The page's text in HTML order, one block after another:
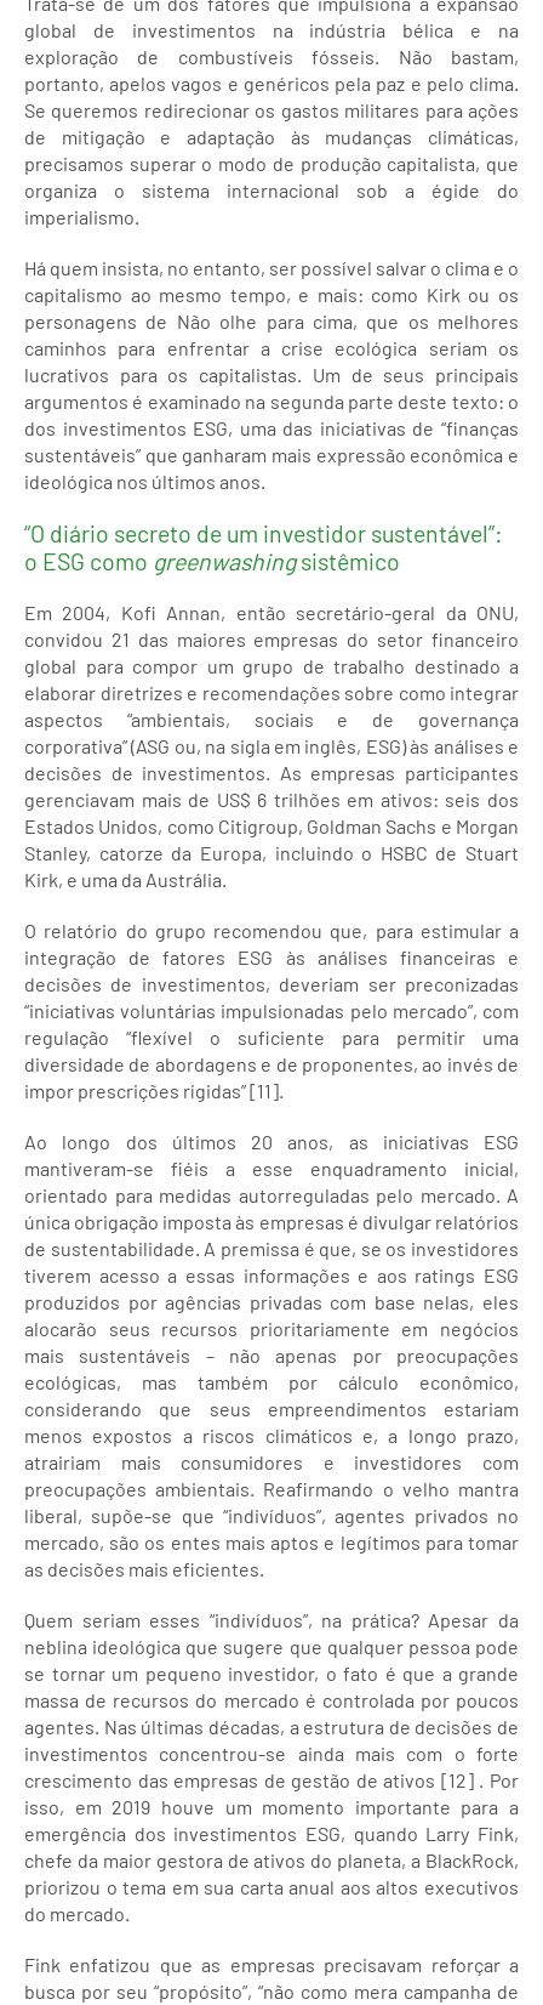
global de investimentos na indústria bélica e na
exploração de combustíveis fósseis. Não bastam,
portanto, apelos vagos e genéricos pela paz e pelo clima.
Se queremos redirecionar os gastos militares para ações
de mitigação e adaptação às mudanças climáticas,
precisamos superar o modo de produção capitalista, que
organiza o sistema internacional sob a égide do
imperialismo.
Há quem insista, no entanto, ser possível salvar o clima e o
capitalismo ao mesmo tempo, e mais: como Kirk ou os
personagens de Não olhe para cima, que os melhores
caminhos para enfrentar a crise ecológica seriam os
lucrativos para os capitalistas. Um de seus principais
argumentos é examinado na segunda parte deste texto: o
dos investimentos ESG, uma das iniciativas de “finanças
sustentáveis” que ganharam mais expressão econômica e
ideológica nos últimos anos.
“O diário secreto de um investidor sustentável”:
o ESG como greenwashingsistêmico
Em 2004, Kofi Annan, então secretário-geral da ONU,
convidou 21 das maiores empresas do setor financeiro
global para compor um grupo de trabalho destinado a
elaborar diretrizes e recomendações sobre como integrar
aspectos “ambientais, sociais e de governança
corporativa” (ASG ou, na sigla em inglês, ESG) às análises e
decisões de investimentos. As empresas participantes
gerenciavam mais de US$ 6 trilhões em ativos: seis dos
Estados Unidos, como Citigroup, Goldman Sachs e Morgan
Stanley, catorze da Europa, incluindo o HSBC de Stuart
Kirk, e uma da Austrália.
O relatório do grupo recomendou que, para estimular a
integração de fatores ESG às análises financeiras e
decisões de investimentos, deveriam ser preconizadas
“iniciativas voluntárias impulsionadas pelo mercado”, com
regulação “flexível o suficiente para permitir uma
diversidade de abordagens e de proponentes, ao invés de
impor prescrições rígidas” [11].
Ao longo dos últimos 20 anos, as iniciativas ESG
mantiveram-se fiéis a esse enquadramento inicial,
orientado para medidas autorreguladas pelo mercado. A
única obrigação imposta às empresas é divulgar relatórios
de sustentabilidade. A premissa é que, se os investidores
tiverem acesso a essas informações e aos ratings ESG
produzidos por agências privadas com base nelas, eles
alocarão seus recursos prioritariamente em negócios
mais sustentáveis – não apenas por preocupações
ecológicas, mas também por cálculo econômico,
considerando que seus empreendimentos estariam
menos expostos a riscos climáticos e, a longo prazo,
atrairiam mais consumidores e investidores com
preocupações ambientais. Reafirmando o velho mantra
liberal, supõe-se que “indivíduos”, agentes privados no
mercado, são os entes mais aptos e legítimos para tomar
as decisões mais eficientes.
Quem seriam esses “indivíduos”, na prática? Apesar da
neblina ideológica que sugere que qualquer pessoa pode
se tornar um pequeno investidor, o fato é que a grande
massa de recursos do mercado é controlada por poucos
agentes. Nas últimas décadas, a estrutura de decisões de
investimentos concentrou-se ainda mais com o forte
crescimento das empresas de gestão de ativos [12] . Por
isso, em 2019 houve um momento importante para a
emergência dos investimentos ESG, quando Larry Fink,
chefe da maior gestora de ativos do planeta, a BlackRock,
priorizou o tema em sua carta anual aos altos executivos
do mercado.
Fink enfatizou que as empresas precisavam reforçar a
busca por seu “propósito”, “não como mera campanha de